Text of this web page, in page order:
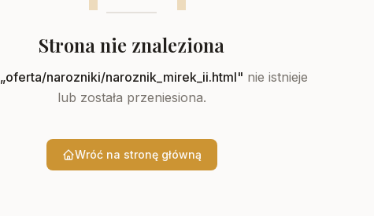
Strona nie znaleziona
„oferta/narozniki/naroznik_mirek_ii.html" nie istnieje
lub została przeniesiona.
Wróć na stronę główną